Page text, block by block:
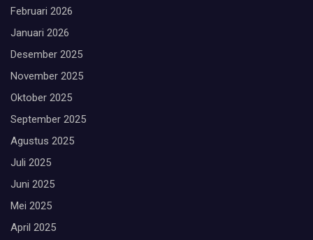
Februari 2026
Januari 2026
Desember 2025
November 2025
Oktober 2025
September 2025
Agustus 2025
Juli 2025
Juni 2025
Mei 2025
April 2025